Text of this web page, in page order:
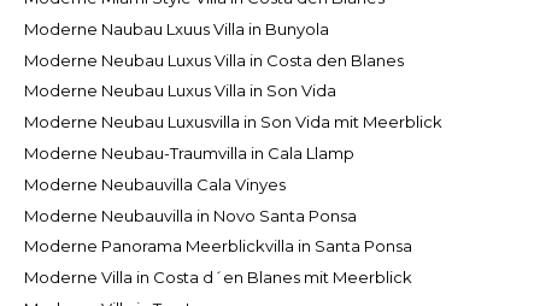
Moderne Naubau Lxuus Villa in Bunyola
Moderne Neubau Luxus Villa in Costa den Blanes
Moderne Neubau Luxus Villa in Son Vida
Moderne Neubau Luxusvilla in Son Vida mit Meerblick
Moderne Neubau-Traumvilla in Cala Llamp
Moderne Neubauvilla Cala Vinyes
Moderne Neubauvilla in Novo Santa Ponsa
Moderne Panorama Meerblickvilla in Santa Ponsa
Moderne Villa in Costa d´en Blanes mit Meerblick